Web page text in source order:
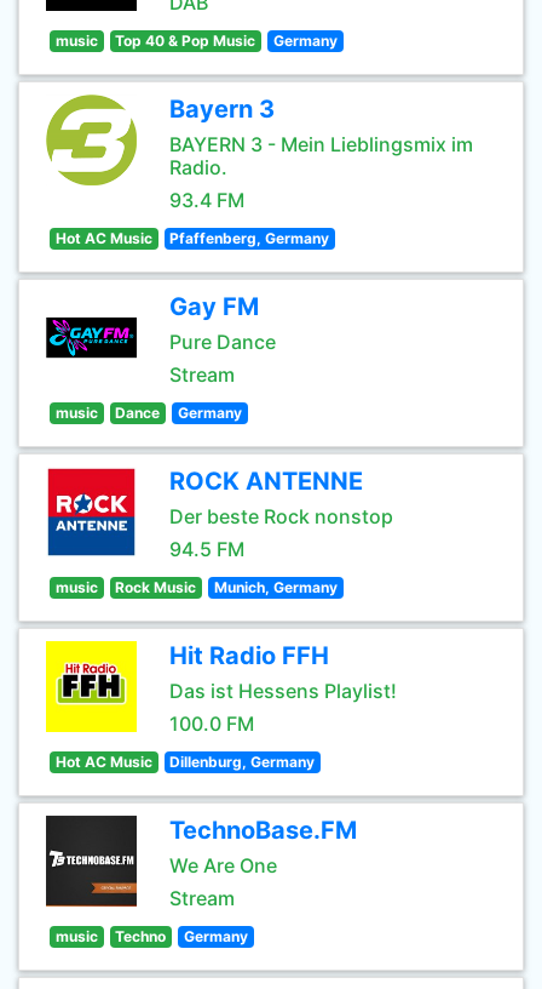
music Top 40 & Pop Music Germany
Bayern 3
BAYERN 3 - Mein Lieblingsmix im
Radio.
93.4 FM
Hot AC Music Pfaffenberg, Germany
Gay FM
Pure Dance
Stream
music Dance Germany
ROCK ANTENNE
Der beste Rock nonstop
94.5 FM
music Rock Music Munich, Germany
Hit Radio FFH
Das ist Hessens Playlist!
100.0 FM
Hot AC Music Dillenburg, Germany
TechnoBase.FM
We Are One
Stream
music Techno Germany